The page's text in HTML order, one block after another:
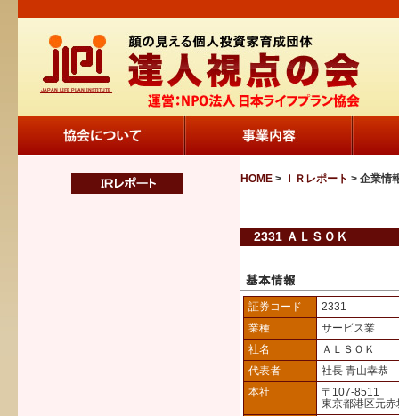
HOME > ＩＲレポート > 企業情
2331 ＡＬＳＯＫ
証券コード
2331
業種
サービス業
社名
ＡＬＳＯＫ
代表者
社長 青山幸恭
本社
〒107-8511
東京都港区元